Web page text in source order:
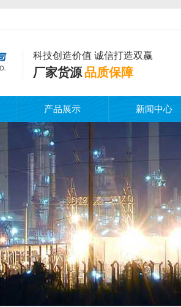
科技创造价值 诚信打造双赢
厂家货源 品质保障
产品展示 新闻中心